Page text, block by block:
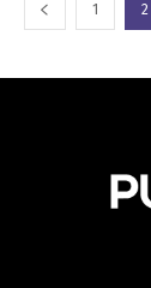
1 2